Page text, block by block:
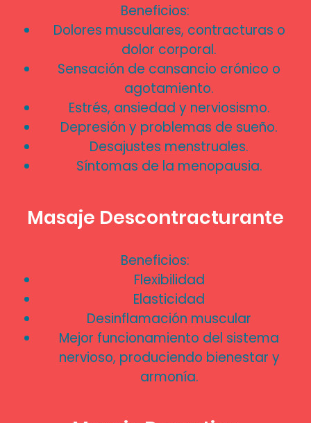
Beneficios:
Dolores musculares, contracturas o
dolor corporal.
Sensación de cansancio crónico o
agotamiento.
Estrés, ansiedad y nerviosismo.
Depresión y problemas de sueño.
Desajustes menstruales.
Síntomas de la menopausia.
Masaje Descontracturante
Beneficios:
Flexibilidad
Elasticidad
Desinflamación muscular
Mejor funcionamiento del sistema
nervioso, produciendo bienestar y
armonía.